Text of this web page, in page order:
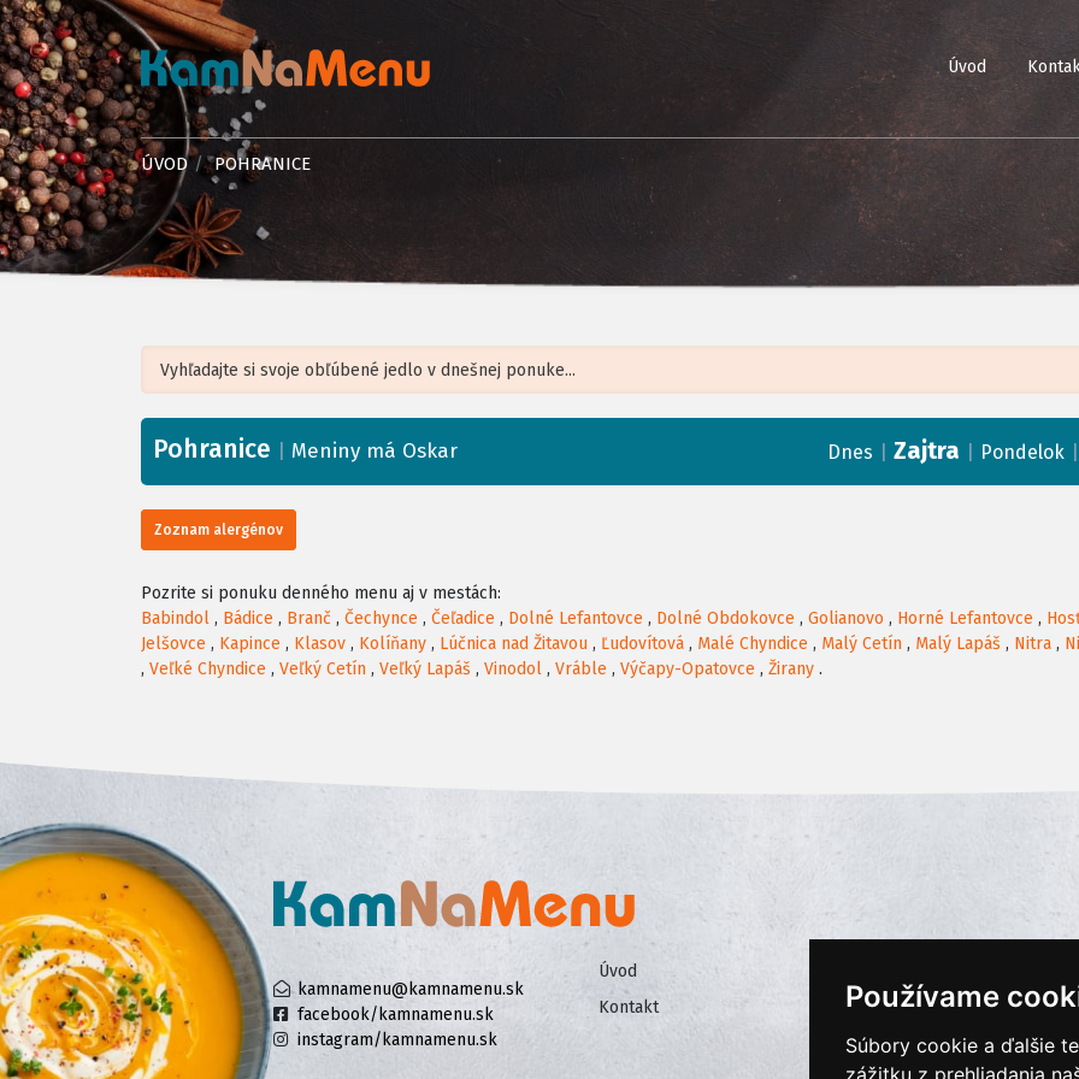
Používame
Súbory cookie a ďalšie
zážitku z prehliadania
Úvod
ÚVOD POHRANICE
+
−
Pohranice Meniny má Oskar Dnes Zajtra Pondelok
Zoznam alergénov
Pozrite si ponuku denného menu aj v mestách:
Babindol , Bádice , Branč , Čechynce , Čeľadice , Dolné Lefantovce , Dolné Obdokovce , Golianovo , Horné Lefantovce ,
Jelšovce , Kapince , Klasov , Kolíňany , Lúčnica nad Žitavou , Ľudovítová , Malé Chyndice , Malý Cetín , Malý Lapáš , Nitra ,
, Veľké Chyndice , Veľký Cetín , Veľký Lapáš , Vinodol , Vráble , Výčapy-Opatovce , Žirany .
kamnamenu@kamnamenu.sk
facebook/kamnamenu.sk
instagram/kamnamenu.sk
Úvod
Kontakt
Ochrana osobných údajov
Cookies